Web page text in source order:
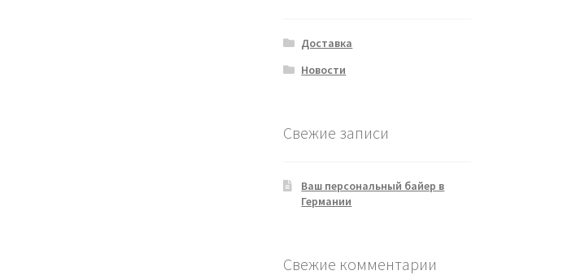
Доставка
Новости
Свежие записи
Ваш персональный байер в
Германии
Свежие комментарии